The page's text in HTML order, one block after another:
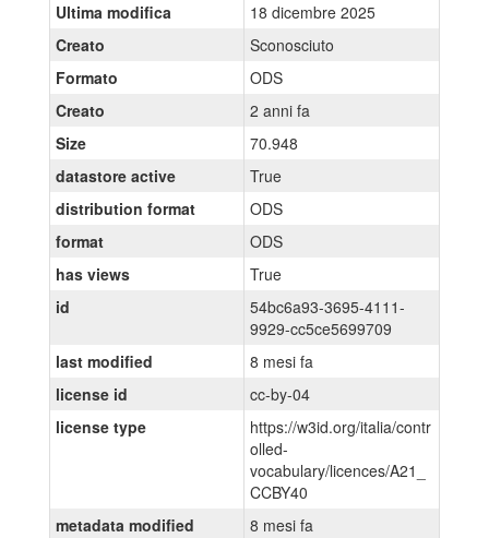
Ultima modifica
18 dicembre 2025
Creato
Sconosciuto
Formato
ODS
Creato
2 anni fa
Size
70.948
datastore active
True
distribution format
ODS
format
ODS
has views
True
id
54bc6a93-3695-4111-
9929-cc5ce5699709
last modified
8 mesi fa
license id
cc-by-04
license type
https://w3id.org/italia/contr
olled-
vocabulary/licences/A21_
CCBY40
metadata modified
8 mesi fa